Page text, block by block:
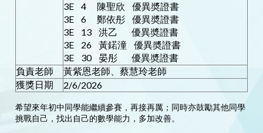
3E 4 陳聖欣 優異奬證書
3E 6 鄭依彤 優異奬證書
3E 13 洪乙 優異奬證書
3E 26 黃鍩潼 優異奬證書
3E 30 晏彤 優異奬證書
負責老師
黃紫恩老師、蔡慧玲老師
獲獎日期
2/6/2026
希望來年初中同學能繼續參賽，再接再厲；同時亦鼓勵其他同學
挑戰自己，找出自己的數學能力，多加改善。